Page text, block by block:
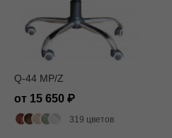
Q-44 MP/Z
от 15 650
319 цветов